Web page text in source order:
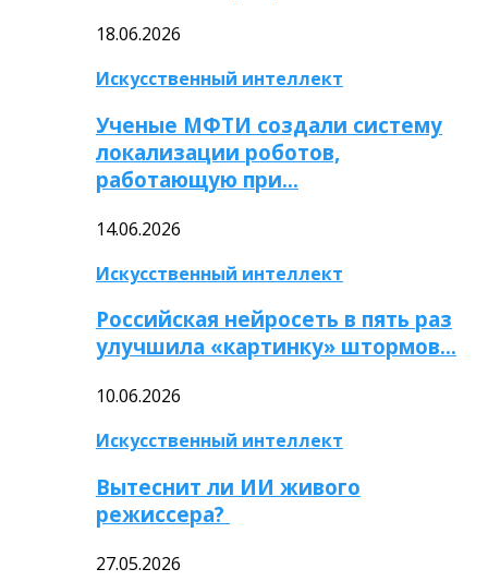
18.06.2026
Искусственный интеллект
Ученые МФТИ создали систему
локализации роботов,
работающую при…
14.06.2026
Искусственный интеллект
Российская нейросеть в пять раз
улучшила «картинку» штормов…
10.06.2026
Искусственный интеллект
Вытеснит ли ИИ живого
режиссера?
27.05.2026